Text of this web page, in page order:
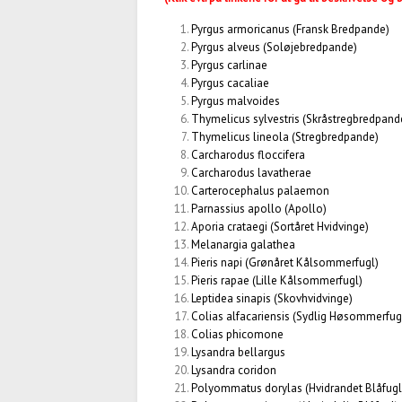
Pyrgus armoricanus (Fransk Bredpande)
Pyrgus alveus (Soløjebredpande)
Pyrgus carlinae
Pyrgus cacaliae
Pyrgus malvoides
Thymelicus sylvestris
Thymelicus lineola (Stregbredpande)
Carcharodus floccifera
Carcharodus lavatherae
Carterocephalus palaemon
Parnassius apollo (Apollo)
Aporia crataegi (Sortåret Hvidvinge)
Melanargia galathea
Pieris napi (Grønåret Kålsommerfugl)
Pieris rapae (Lille Kålsommerfugl)
Leptidea sinapis (Skovhvidvinge)
Colias alfacariensis (Sydlig
Colias phicomone
Lysandra bellargus
Lysandra coridon
Polyommatus dorylas (Hvidrandet